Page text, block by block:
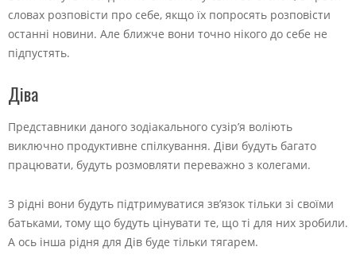
словах розповісти про себе, якщо їх попросять розповісти
останні новини. Але ближче вони точно нікого до себе не
підпустять.
Діва
Представники даного зодіакального сузір’я воліють
виключно продуктивне спілкування. Діви будуть багато
працювати, будуть розмовляти переважно з колегами.
З рідні вони будуть підтримуватися зв’язок тільки зі своїми
батьками, тому що будуть цінувати те, що ті для них зробили.
А ось інша рідня для Дів буде тільки тягарем.